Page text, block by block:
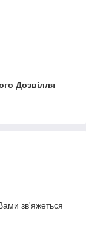
Дозвілля
зв'яжеться